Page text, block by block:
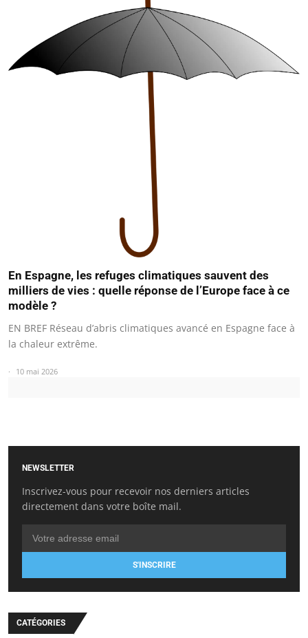
En Espagne, les refuges climatiques sauvent des
milliers de vies : quelle réponse de l’Europe face à ce
modèle ?
EN BREF Réseau d’abris climatiques avancé en Espagne face à
la chaleur extrême.
10 mai 2026
NEWSLETTER
Inscrivez-vous pour recevoir nos derniers articles
directement dans votre boîte mail.
S'INSCRIRE
CATÉGORIES